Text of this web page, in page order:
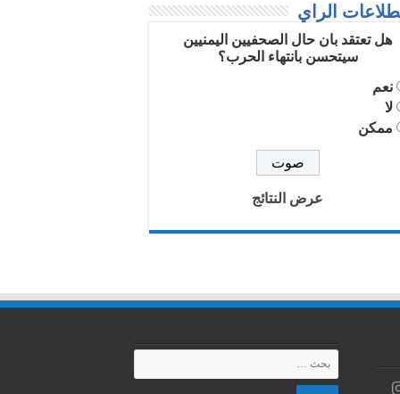
الراي
هل تعتقد بان حال الصحفيين اليمنيين
سيتحسن بانتهاء الحرب؟
نعم
لا
ممكن
عرض النتائج